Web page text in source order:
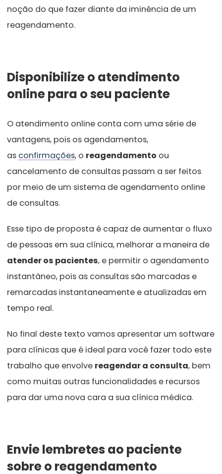
noção do que fazer diante da iminência de um
reagendamento.
Disponibilize o atendimento
online para o seu paciente
O atendimento online conta com uma série de
vantagens, pois os agendamentos,
as confirmações, o reagendamento ou
cancelamento de consultas passam a ser feitos
por meio de um sistema de agendamento online
de consultas.
Esse tipo de proposta é capaz de aumentar o fluxo
de pessoas em sua clínica, melhorar a maneira de
atender os pacientes, e permitir o agendamento
instantâneo, pois as consultas são marcadas e
remarcadas instantaneamente e atualizadas em
tempo real.
No final deste texto vamos apresentar um software
para clínicas que é ideal para você fazer todo este
trabalho que envolve reagendar a consulta, bem
como muitas outras funcionalidades e recursos
para dar uma nova cara a sua clínica médica.
Envie lembretes ao paciente
sobre o reagendamento